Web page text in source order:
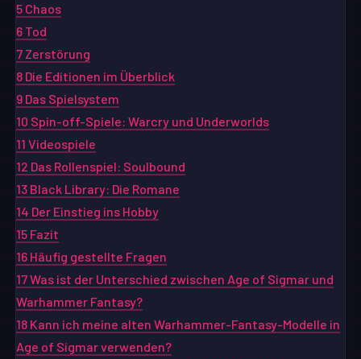
5 Chaos
6 Tod
7 Zerstörung
8 Die Editionen im Überblick
9 Das Spielsystem
10 Spin-off-Spiele: Warcry und Underworlds
11 Videospiele
12 Das Rollenspiel: Soulbound
13 Black Library: Die Romane
14 Der Einstieg ins Hobby
15 Fazit
16 Häufig gestellte Fragen
17Was ist der Unterschied zwischen Age of Sigmar und
Warhammer Fantasy?
18 Kann ich meine alten Warhammer-Fantasy-Modelle in
Age of Sigmar verwenden?